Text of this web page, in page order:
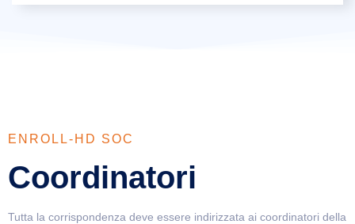
ENROLL-HD SOC
Coordinatori
Tutta la corrispondenza deve essere indirizzata ai coordinatori della